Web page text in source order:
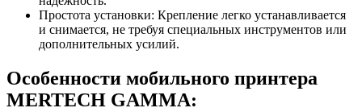
Простота установки: Крепление легко устанавливается
и снимается, не требуя специальных инструментов или
дополнительных усилий.
Особенности мобильного принтера
MERTECH GAMMA: